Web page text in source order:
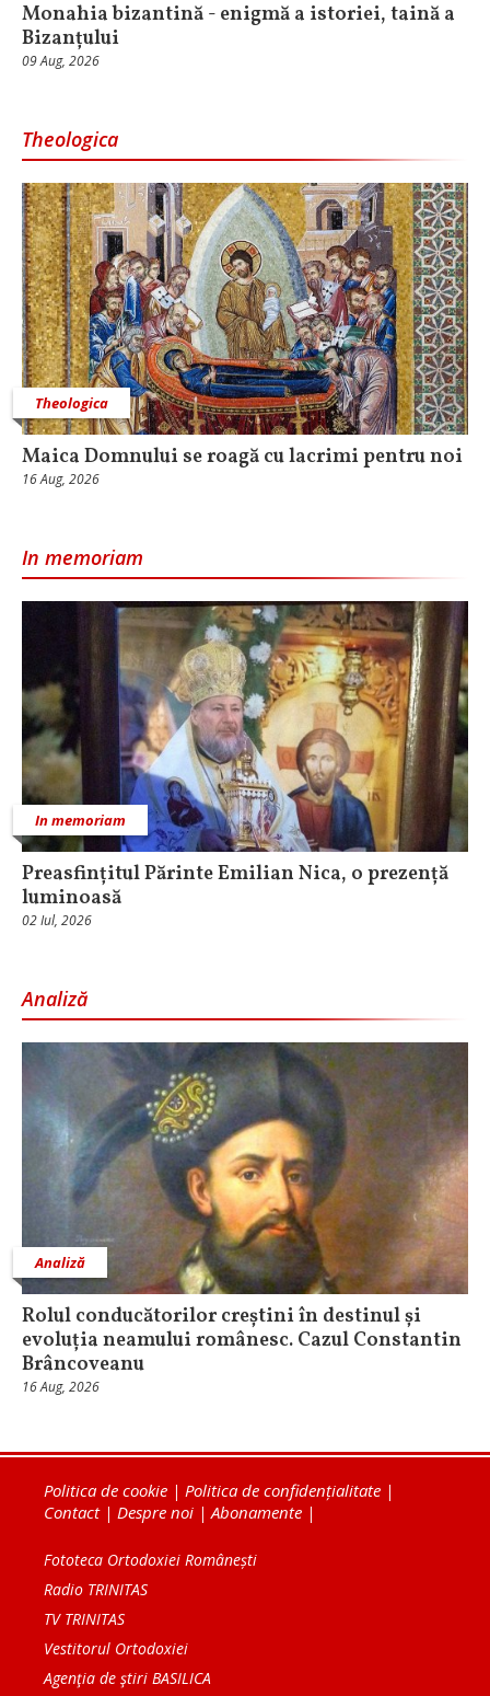
Monahia bizantină - enigmă a istoriei, taină a
Bizanțului
09 Aug, 2026
Theologica
Theologica
Maica Domnului se roagă cu lacrimi pentru noi
16 Aug, 2026
In memoriam
In memoriam
Preasfințitul Părinte Emilian Nica, o prezență
luminoasă
02 Iul, 2026
Analiză
Analiză
Rolul conducătorilor creștini în destinul și
evoluția neamului românesc. Cazul Constantin
Brâncoveanu
16 Aug, 2026
Politica de cookie | Politica de confidențialitate |
Contact| Despre noi | Abonamente |
Fototeca Ortodoxiei Românești
Radio TRINITAS
TV TRINITAS
Vestitorul Ortodoxiei
Agenţia de ştiri BASILICA